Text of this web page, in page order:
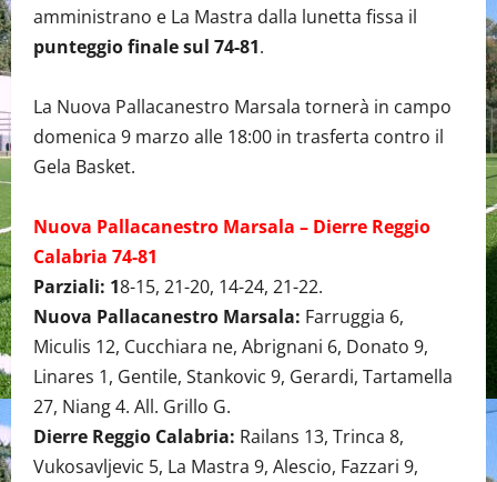
amministrano e La Mastra dalla lunetta fissa il
punteggio finale sul 74-81.
La Nuova Pallacanestro Marsala tornerà in campo
domenica 9 marzo alle 18:00 in trasferta contro il
Gela Basket.
Nuova Pallacanestro Marsala – Dierre Reggio
Calabria 74-81
Parziali: 18-15, 21-20, 14-24, 21-22.
Nuova Pallacanestro Marsala: Farruggia 6,
Miculis 12, Cucchiara ne, Abrignani 6, Donato 9,
Linares 1, Gentile, Stankovic 9, Gerardi, Tartamella
27, Niang 4. All. Grillo G.
Dierre Reggio Calabria: Railans 13, Trinca 8,
Vukosavljevic 5, La Mastra 9, Alescio, Fazzari 9,